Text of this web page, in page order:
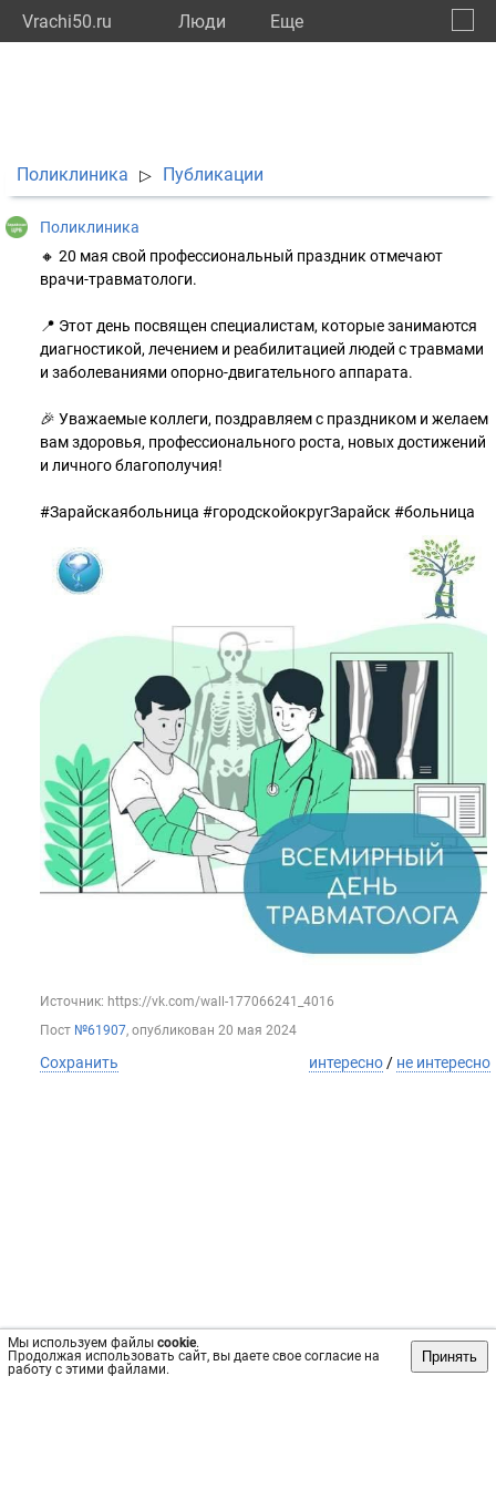
Vrachi50.ru Люди Eще
Мы используем файлы cookie.
Продолжая использовать сайт, вы даете свое согласие на
работу с этими файлами.
Принять
Поликлиника ▷ Публикации
Поликлиника
🔸 20 мая свой профессиональный праздник отмечают
врачи-травматологи.
📍 Этот день посвящен специалистам, которые занимаются
диагностикой, лечением и реабилитацией людей с травмами
и заболеваниями опорно-двигательного аппарата.
🎉 Уважаемые коллеги, поздравляем с праздником и желаем
вам здоровья, профессионального роста, новых достижений
и личного благополучия!
#Зарайскаябольница #городскойокругЗарайск #больница
Источник: https://vk.com/wall-177066241_4016
Пост №61907, опубликован 20 мая 2024
Сохранить интересно / не интересно